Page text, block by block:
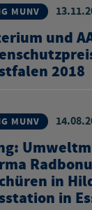
MUNV
und
2018
MUNV
in
in